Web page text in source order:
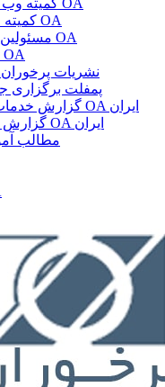
کمیته موقت OA
مسئولین اداری OA
منابع افزوده OA
نشریات پرخوران
پمفلت برگزاری
گزارش خدمات ملی OA ایران
گزارش نواحی OA ایران
مطالب